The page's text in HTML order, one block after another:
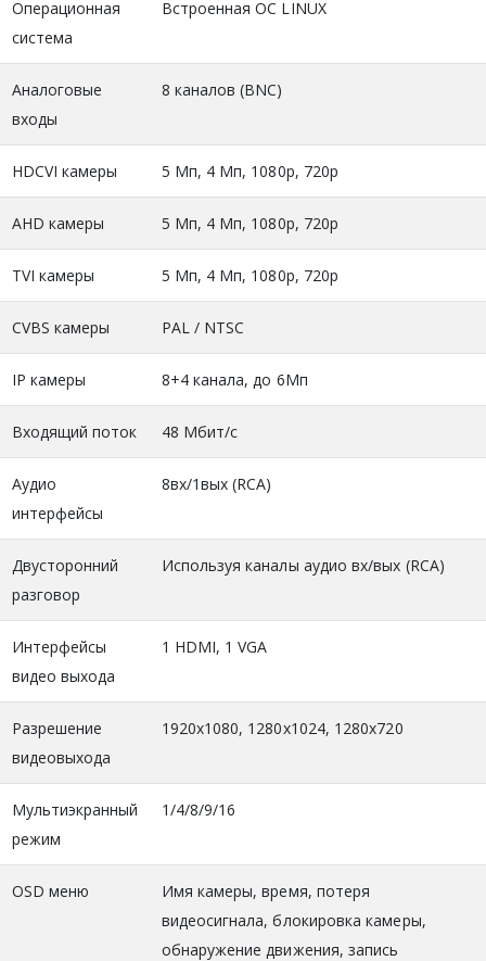
Операционная
система
Встроенная ОС LINUX
Аналоговые
входы
8 каналов (BNC)
HDCVI камеры 5 Мп, 4 Мп, 1080р, 720р
AHD камеры 5 Мп, 4 Мп, 1080р, 720р
TVI камеры 5 Мп, 4 Мп, 1080р, 720р
CVBS камеры PAL / NTSC
IP камеры 8+4 канала, до 6Мп
Входящий поток 48 Мбит/с
Аудио
интерфейсы
8вх/1вых (RCA)
Двусторонний
разговор
Используя каналы аудио вх/вых (RCA)
Интерфейсы
видео выхода
1 HDMI, 1 VGA
Разрешение
видеовыхода
1920х1080, 1280х1024, 1280х720
Мультиэкранный
режим
1/4/8/9/16
OSD меню
Имя камеры, время, потеря
видеосигнала, блокировка камеры,
обнаружение движения, запись